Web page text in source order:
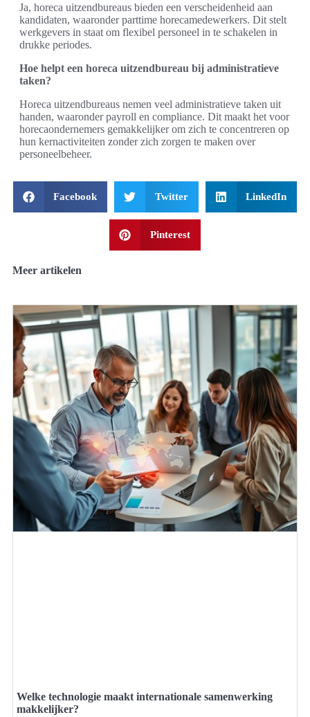
Ja, horeca uitzendbureaus bieden een verscheidenheid aan
kandidaten, waaronder parttime horecamedewerkers. Dit stelt
werkgevers in staat om flexibel personeel in te schakelen in
drukke periodes.
Hoe helpt een horeca uitzendbureau bij administratieve
taken?
Horeca uitzendbureaus nemen veel administratieve taken uit
handen, waaronder payroll en compliance. Dit maakt het voor
horecaondernemers gemakkelijker om zich te concentreren op
hun kernactiviteiten zonder zich zorgen te maken over
personeelbeheer.
Facebook Twitter LinkedIn
Pinterest
Meer artikelen
Welke technologie maakt internationale samenwerking
makkelijker?